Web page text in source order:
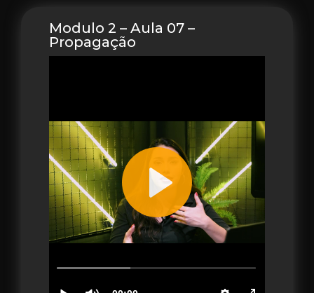
Modulo 2 – Aula 07 –
Propagação